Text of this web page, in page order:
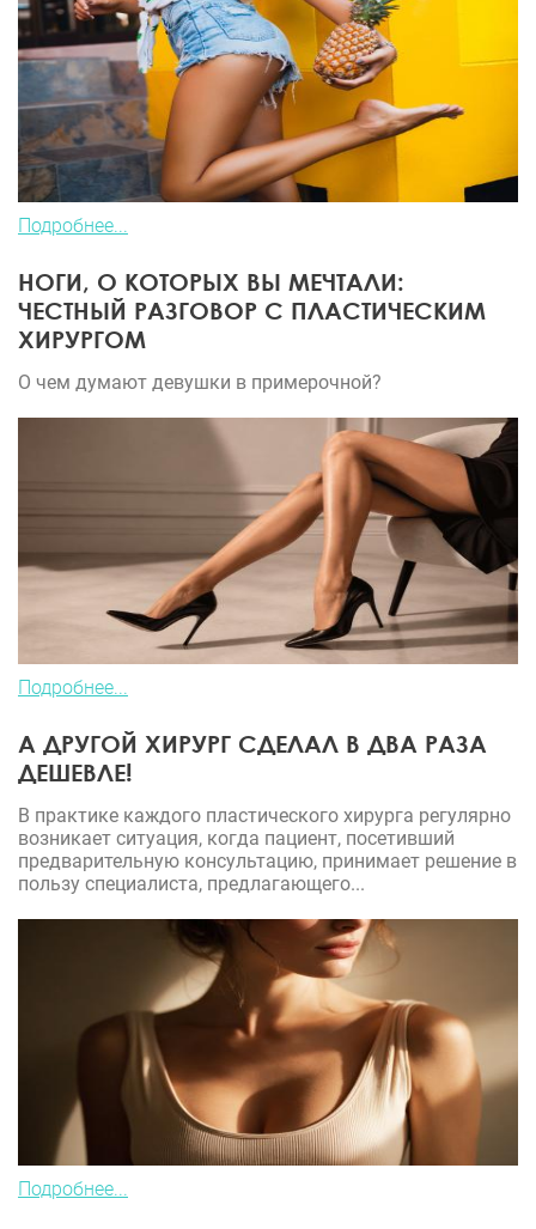
Подробнее...
НОГИ, О КОТОРЫХ ВЫ МЕЧТАЛИ:
ЧЕСТНЫЙ РАЗГОВОР С ПЛАСТИЧЕСКИМ
ХИРУРГОМ
О чем думают девушки в примерочной?
Подробнее...
А ДРУГОЙ ХИРУРГ СДЕЛАЛ В ДВА РАЗА
ДЕШЕВЛЕ!
В практике каждого пластического хирурга регулярно
возникает ситуация, когда пациент, посетивший
предварительную консультацию, принимает решение в
пользу специалиста, предлагающего...
Подробнее...